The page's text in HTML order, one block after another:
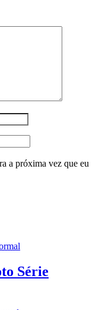
a próxima vez que eu
Série